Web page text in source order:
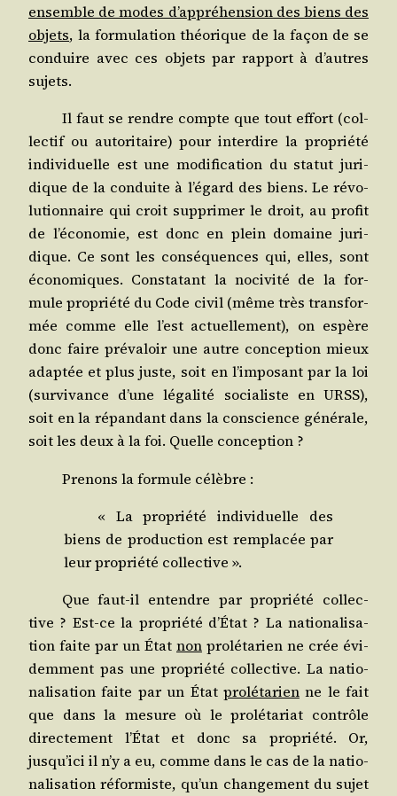
ensemble de modes d’appréhension des biens des
objets, la for­mu­la­tion théo­rique de la façon de se
conduire avec ces objets par rap­port à d’autres
sujets.
Il faut se rendre compte que tout effort (col­
lec­tif ou auto­ri­taire) pour inter­dire la pro­prié­té
indi­vi­duelle est une modi­fi­ca­tion du sta­tut juri­
dique de la conduite à l’égard des biens. Le révo­
lu­tion­naire qui croit sup­pri­mer le droit, au pro­fit
de l’é­co­no­mie, est donc en plein domaine juri­
dique. Ce sont les consé­quences qui, elles, sont
éco­no­miques. Consta­tant la noci­vi­té de la for­
mule pro­prié­té du Code civil (même très trans­for­
mée comme elle l’est actuel­le­ment), on espère
donc faire pré­va­loir une autre concep­tion mieux
adap­tée et plus juste, soit en l’imposant par la loi
(sur­vi­vance d’une léga­li­té socia­liste en URSS),
soit en la répan­dant dans la conscience géné­rale,
soit les deux à la foi. Quelle conception ?
Pre­nons la for­mule célèbre :
« La pro­prié­té indi­vi­duelle des
biens de pro­duc­tion est rem­pla­cée par
leur pro­prié­té collective ».
Que faut-il entendre par pro­prié­té col­lec­
tive ? Est-ce la pro­prié­té d’État ? La natio­na­li­sa­
tion faite par un État non pro­lé­ta­rien ne crée évi­
dem­ment pas une pro­prié­té col­lec­tive. La natio­
na­li­sa­tion faite par un État pro­lé­ta­rienne le fait
que dans la mesure où le pro­lé­ta­riat contrôle
direc­te­ment l’État et donc sa pro­prié­té. Or,
jusqu’ici il n’y a eu, comme dans le cas de la natio­
na­li­sa­tion réfor­miste, qu’un chan­ge­ment du sujet